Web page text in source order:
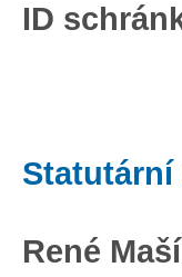
ID
Statutární
René